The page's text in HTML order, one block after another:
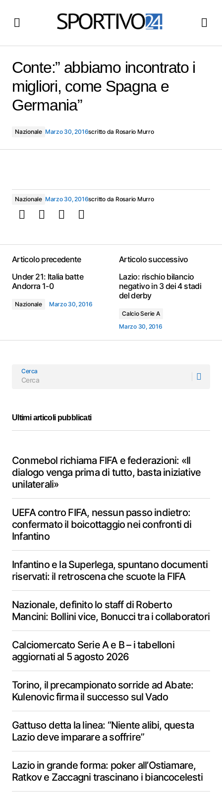
Conte:” abbiamo incontrato i
migliori, come Spagna e
Germania”
Nazionale Marzo 30, 2016scritto da Rosario Murro
Nazionale Marzo 30, 2016scritto da Rosario Murro
Articolo precedente
Under 21: Italia batte
Andorra 1-0
Nazionale Marzo 30, 2016
Articolo successivo
Lazio: rischio bilancio
negativo in 3 dei 4 stadi
del derby
Calcio Serie A
Marzo 30, 2016
Cerca
Ultimi articoli pubblicati
Conmebol richiama FIFA e federazioni: «Il
dialogo venga prima di tutto, basta iniziative
unilaterali»
UEFA contro FIFA, nessun passo indietro:
confermato il boicottaggio nei confronti di
Infantino
Infantino e la Superlega, spuntano documenti
riservati: il retroscena che scuote la FIFA
Nazionale, definito lo staff di Roberto
Mancini: Bollini vice, Bonucci tra i collaboratori
Calciomercato Serie A e B – i tabelloni
aggiornati al 5 agosto 2026
Torino, il precampionato sorride ad Abate:
Kulenovic firma il successo sul Vado
Gattuso detta la linea: “Niente alibi, questa
Lazio deve imparare a soffrire”
Lazio in grande forma: poker all’Ostiamare,
Ratkov e Zaccagni trascinano i biancocelesti